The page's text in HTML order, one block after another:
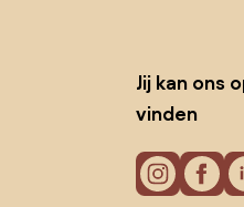
Jij kan ons
vinden